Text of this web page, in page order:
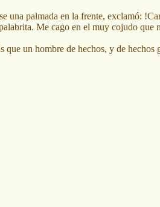
palmada en la frente, exclamó:
Me cago en el muy cojudo que
un hombre de hechos, y de hechos